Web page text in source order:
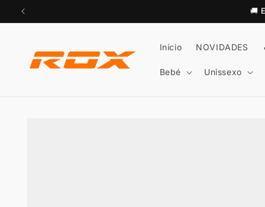
para o
conteúdo
🚚
Início NOVIDADES
Bebé Unissexo